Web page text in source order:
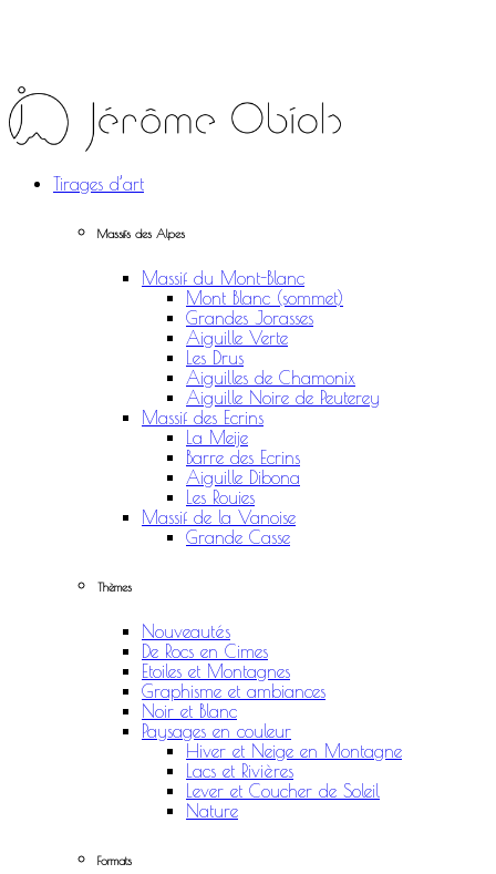
Tirages d’art
Massifs des Alpes
Massif du Mont-Blanc
Mont Blanc (sommet)
Grandes Jorasses
Aiguille Verte
Les Drus
Aiguilles de Chamonix
Aiguille Noire de Peuterey
Massif des Ecrins
La Meije
Barre des Ecrins
Aiguille Dibona
Les Rouies
Massif de la Vanoise
Grande Casse
Thèmes
Nouveautés
De Rocs en Cimes
Etoiles et Montagnes
Graphisme et ambiances
Noir et Blanc
Paysages en couleur
Hiver et Neige en Montagne
Lacs et Rivières
Lever et Coucher de Soleil
Nature
Formats